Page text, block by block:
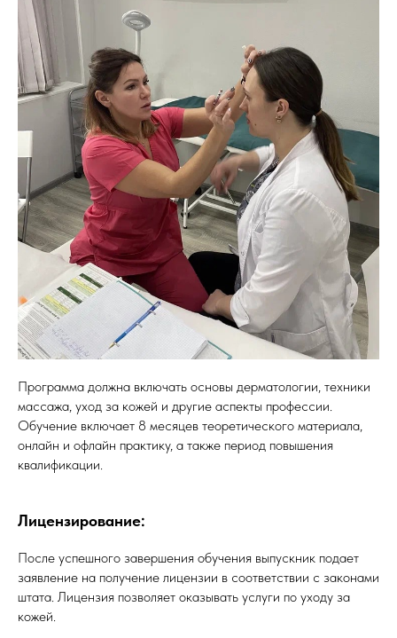
Программа должна включать основы дерматологии, техники
массажа, уход за кожей и другие аспекты профессии.
Обучение включает 8 месяцев теоретического материала,
онлайн и офлайн практику, а также период повышения
квалификации.
Лицензирование:
После успешного завершения обучения выпускник подает
заявление на получение лицензии в соответствии с законами
штата. Лицензия позволяет оказывать услуги по уходу за
кожей.